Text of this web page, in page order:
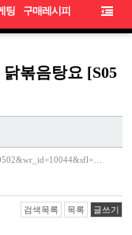
팅 구매레시피
볶음탕요 [S05
검색목록 목록 글쓰기